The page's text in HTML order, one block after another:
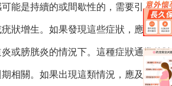
能是持續的或間歇性的，需要引起重
狀增生。如果發現這些症狀，應立即
或膀胱炎的情況下。這種症狀通常伴
相關。如果出現這類情況，應及時進